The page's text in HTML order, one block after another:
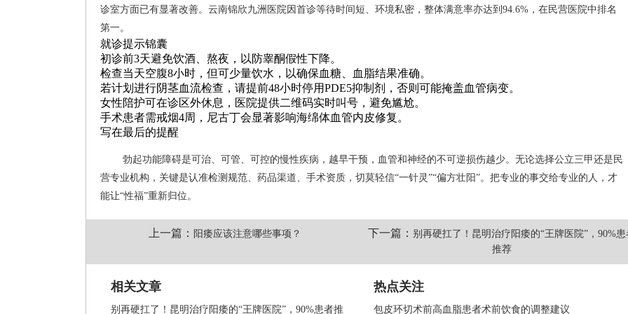
诊室方面已有显著改善。云南锦欣九洲医院因首诊等待时间短、环境私密，整体满意率亦达到94.6%，在民营医院中排名
第一。
就诊提示锦囊
初诊前3天避免饮酒、熬夜，以防睾酮假性下降。
检查当天空腹8小时，但可少量饮水，以确保血糖、血脂结果准确。
若计划进行阴茎血流检查，请提前48小时停用PDE5抑制剂，否则可能掩盖血管病变。
女性陪护可在诊区外休息，医院提供二维码实时叫号，避免尴尬。
手术患者需戒烟4周，尼古丁会显著影响海绵体血管内皮修复。
写在最后的提醒
勃起功能障碍是可治、可管、可控的慢性疾病，越早干预，血管和神经的不可逆损伤越少。无论选择公立三甲还是民
营专业机构，关键是认准检测规范、药品渠道、手术资质，切莫轻信“一针灵”“偏方壮阳”。把专业的事交给专业的人，才
能让“性福”重新归位。
上一篇： 阳痿应该注意哪些事项？ 下一篇： 别再硬扛了！昆明治疗阳痿的“王牌医院”，90%患
推荐
相关文章
别再硬扛了！昆明治疗阳痿的“王牌医院”，90%患者推
热点关注
包皮环切术前高血脂患者术前饮食的调整建议